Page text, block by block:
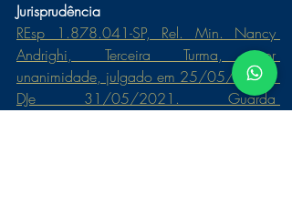
Jurisprudência
REsp 1.878.041-SP, Rel. Min. Nancy
Andrighi, Terceira Turma, por
unanimidade, julgado em 25/05/2021,
DJe 31/05/2021. Guarda